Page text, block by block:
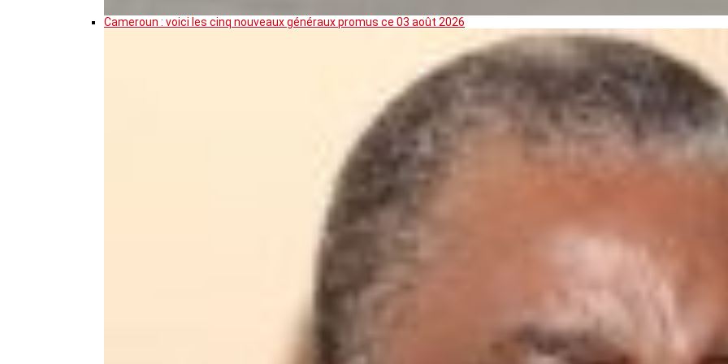
Cameroun : voici les cinq nouveaux généraux promus ce 03 août 2026